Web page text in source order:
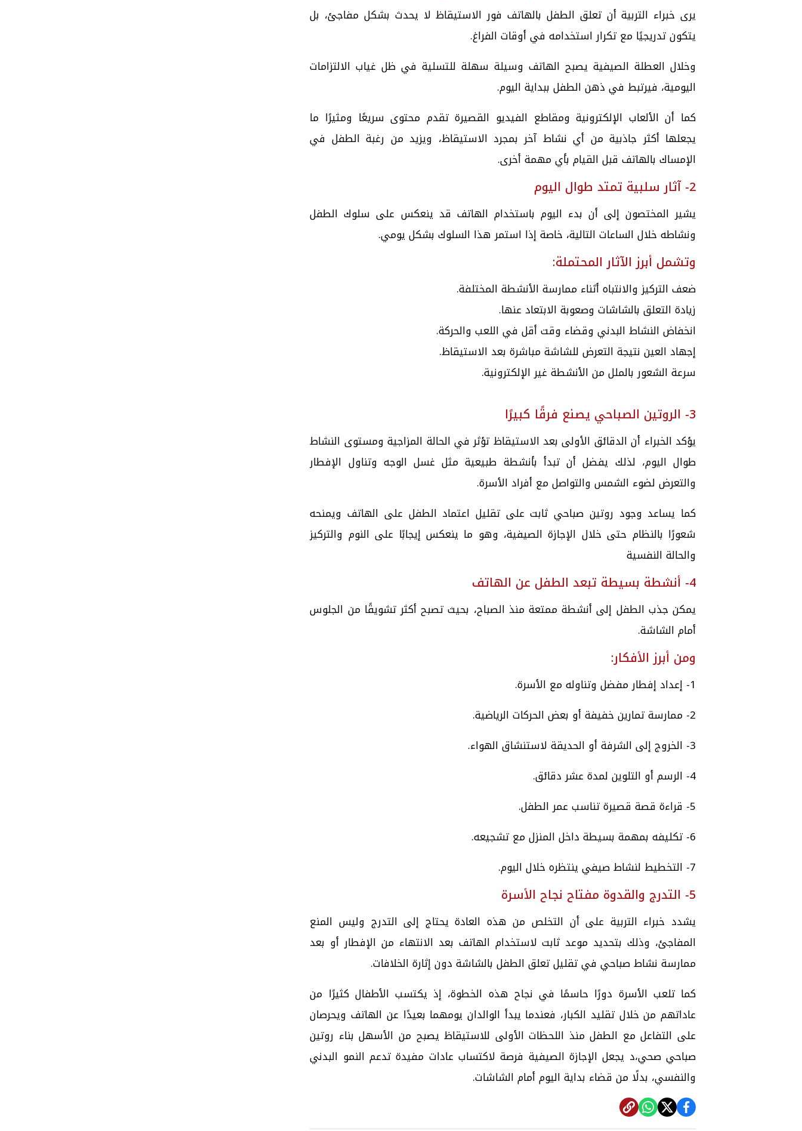
يرى خبراء التربية أن تعلق الطفل بالهاتف فور الاستيقاظ لا يحدث بشكل مفاجئ، بل
يتكون تدريجيًا مع تكرار استخدامه في أوقات الفراغ.
وخلال العطلة الصيفية يصبح الهاتف وسيلة سهلة للتسلية في ظل غياب الالتزامات
اليومية، فيرتبط في ذهن الطفل ببداية اليوم.
كما أن الألعاب الإلكترونية ومقاطع الفيديو القصيرة تقدم محتوى سريعًا ومثيرًا ما
يجعلها أكثر جاذبية من أي نشاط آخر بمجرد الاستيقاظ، ويزيد من رغبة الطفل في
الإمساك بالهاتف قبل القيام بأي مهمة أخرى.
2- آثار سلبية تمتد طوال اليوم
يشير المختصون إلى أن بدء اليوم باستخدام الهاتف قد ينعكس على سلوك الطفل
ونشاطه خلال الساعات التالية، خاصة إذا استمر هذا السلوك بشكل يومي.
وتشمل أبرز الآثار المحتملة:
ضعف التركيز والانتباه أثناء ممارسة الأنشطة المختلفة.
زيادة التعلق بالشاشات وصعوبة الابتعاد عنها.
انخفاض النشاط البدني وقضاء وقت أقل في اللعب والحركة.
إجهاد العين نتيجة التعرض للشاشة مباشرة بعد الاستيقاظ.
سرعة الشعور بالملل من الأنشطة غير الإلكترونية.
3- الروتين الصباحي يصنع فرقًا كبيرًا
يؤكد الخبراء أن الدقائق الأولى بعد الاستيقاظ تؤثر في الحالة المزاجية ومستوى النشاط
طوال اليوم، لذلك يفضل أن تبدأ بأنشطة طبيعية مثل غسل الوجه وتناول الإفطار
والتعرض لضوء الشمس والتواصل مع أفراد الأسرة.
كما يساعد وجود روتين صباحي ثابت على تقليل اعتماد الطفل على الهاتف ويمنحه
شعورًا بالنظام حتى خلال الإجازة الصيفية، وهو ما ينعكس إيجابًا على النوم والتركيز
والحالة النفسية
4- أنشطة بسيطة تبعد الطفل عن الهاتف
يمكن جذب الطفل إلى أنشطة ممتعة منذ الصباح، بحيث تصبح أكثر تشويقًا من الجلوس
أمام الشاشة.
ومن أبرز الأفكار:
1- إعداد إفطار مفضل وتناوله مع الأسرة.
2- ممارسة تمارين خفيفة أو بعض الحركات الرياضية.
3- الخروج إلى الشرفة أو الحديقة لاستنشاق الهواء.
4- الرسم أو التلوين لمدة عشر دقائق.
5- قراءة قصة قصيرة تناسب عمر الطفل.
6- تكليفه بمهمة بسيطة داخل المنزل مع تشجيعه.
7- التخطيط لنشاط صيفي ينتظره خلال اليوم.
5- التدرج والقدوة مفتاح نجاح الأسرة
يشدد خبراء التربية على أن التخلص من هذه العادة يحتاج إلى التدرج وليس المنع
المفاجئ، وذلك بتحديد موعد ثابت لاستخدام الهاتف بعد الانتهاء من الإفطار أو بعد
ممارسة نشاط صباحي في تقليل تعلق الطفل بالشاشة دون إثارة الخلافات.
كما تلعب الأسرة دورًا حاسمًا في نجاح هذه الخطوة، إذ يكتسب الأطفال كثيرًا من
عاداتهم من خلال تقليد الكبار، فعندما يبدأ الوالدان يومهما بعيدًا عن الهاتف ويحرصان
على التفاعل مع الطفل منذ اللحظات الأولى للاستيقاظ يصبح من الأسهل بناء روتين
صباحي صحي،د يجعل الإجازة الصيفية فرصة لاكتساب عادات مفيدة تدعم النمو البدني
والنفسي، بدلًا من قضاء بداية اليوم أمام الشاشات.